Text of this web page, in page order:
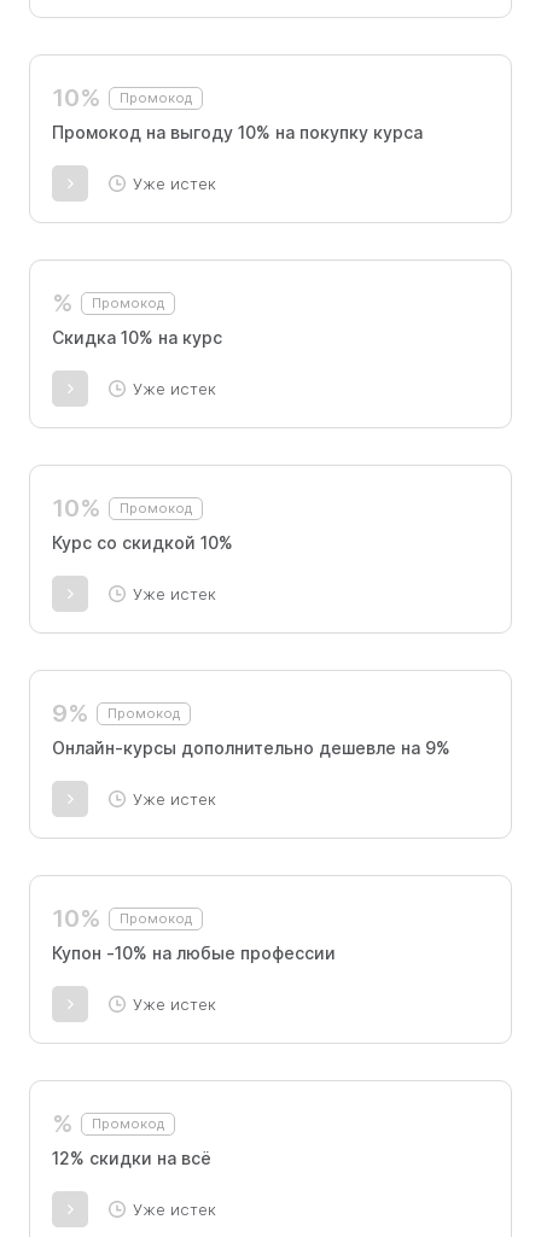
10% Промокод
Промокод на выгоду 10% на покупку курса
Уже истек
% Промокод
Скидка 10% на курс
Уже истек
10% Промокод
Курс со скидкой 10%
Уже истек
9% Промокод
Онлайн-курсы дополнительно дешевле на 9%
Уже истек
10% Промокод
Купон -10% на любые профессии
Уже истек
% Промокод
12% скидки на всё
Уже истек